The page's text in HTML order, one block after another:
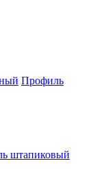
Профиль
штапиковый